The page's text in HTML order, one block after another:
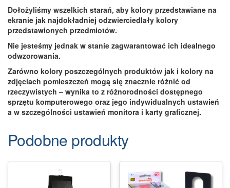
Dołożyliśmy wszelkich starań, aby kolory przedstawiane na
ekranie jak najdokładniej odzwierciedlały kolory
przedstawionych przedmiotów.
Nie jesteśmy jednak w stanie zagwarantować ich idealnego
odwzorowania.
Zarówno kolory poszczególnych produktów jak i kolory na
zdjęciach pomieszczeń mogą się znacznie różnić od
rzeczywistych – wynika to z różnorodności dostępnego
sprzętu komputerowego oraz jego indywidualnych ustawień
a w szczególności ustawień monitora i karty graficznej.
Podobne produkty